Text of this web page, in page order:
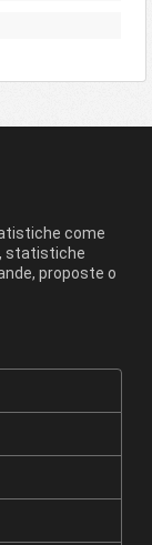
come
statistiche
proposte o